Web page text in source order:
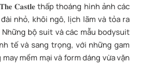
𝐂𝐚𝐬𝐭𝐥𝐞 thấp thoáng hình ảnh các
nhỏ, khôi ngô, lịch lãm và tỏa ra
bộ suit và các mẫu bodysuit
tế và sang trọng, với những gam
mềm mại và form dáng vừa vặn